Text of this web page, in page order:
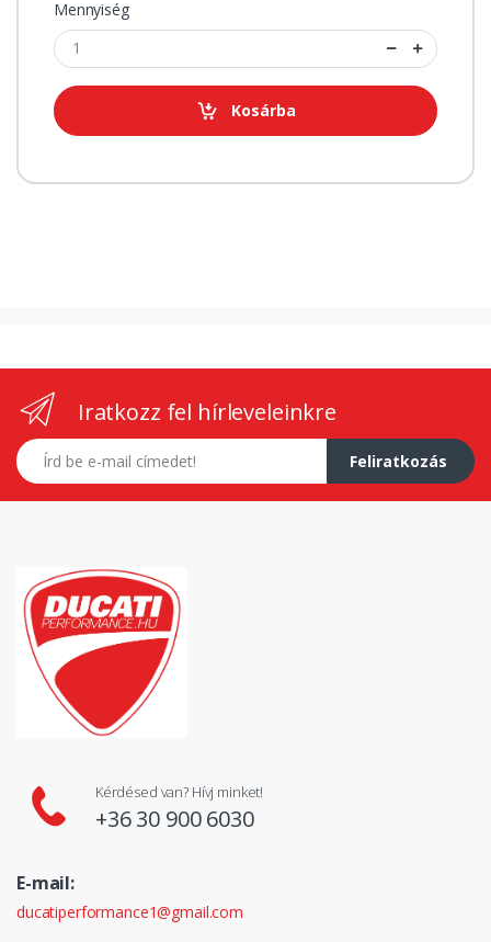
Mennyiség
Kosárba
Iratkozz fel hírleveleinkre
E-mail címed
Feliratkozás
Kérdésed van? Hívj minket!
+36 30 900 6030
E-mail:
ducatiperformance1@gmail.com